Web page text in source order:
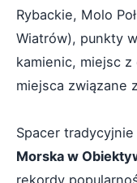
Rybackie, Molo
Wiatrów), punkty
kamienic, miejsc
miejsca związane
Spacer tradycyjnie
Morska w
rekordy